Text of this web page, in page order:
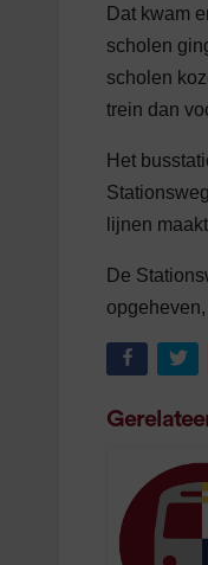
Dat kwam
scholen
scholen
trein dan
Het
lijnen
De